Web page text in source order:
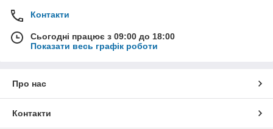
Контакти
Сьогодні працює з 09:00 до 18:00
Показати весь графік роботи
Про нас
Контакти